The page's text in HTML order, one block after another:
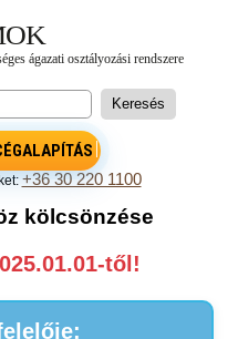
+36 30 220 1100
kölcsönzése
től!